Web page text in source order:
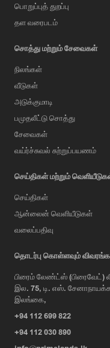
பொறுப்புத் துறப்பு
தள வரைபடம்
சொத்து மற்றும் சேவைகள்
நிலங்கள்
வீடுகள்
அடுக்குமாடி
பமுதலீட்டு சொத்து
சேவைகள்
வய்ர்ச்சுவல் சுற்றுப்பயணம்
செய்திகள் மற்றும்
செய்திகள்
ஆன்லைன் வெளியீடுகள்
வலைப்பதிவு
தொடர்பு கொள்ளவும்
பிரைம் லேண்ட்ஸ் (பிரைவேட்)
இல. 75, டி. எஸ்.
இலங்கை,
+94 112 699 822
+94 112 030 890